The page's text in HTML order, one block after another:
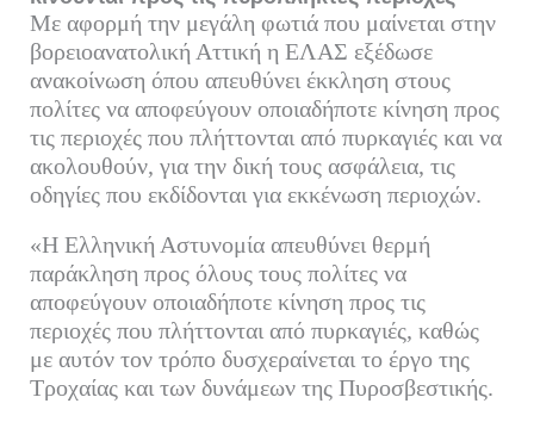
Με αφορμή την μεγάλη φωτιά που μαίνεται στην
βορειοανατολική Αττική η ΕΛΑΣ εξέδωσε
ανακοίνωση όπου απευθύνει έκκληση στους
πολίτες να αποφεύγουν οποιαδήποτε κίνηση προς
τις περιοχές που πλήττονται από πυρκαγιές και να
ακολουθούν, για την δική τους ασφάλεια, τις
οδηγίες που εκδίδονται για εκκένωση περιοχών.
«Η Ελληνική Αστυνομία απευθύνει θερμή
παράκληση προς όλους τους πολίτες να
αποφεύγουν οποιαδήποτε κίνηση προς τις
περιοχές που πλήττονται από πυρκαγιές, καθώς
με αυτόν τον τρόπο δυσχεραίνεται το έργο της
Τροχαίας και των δυνάμεων της Πυροσβεστικής.